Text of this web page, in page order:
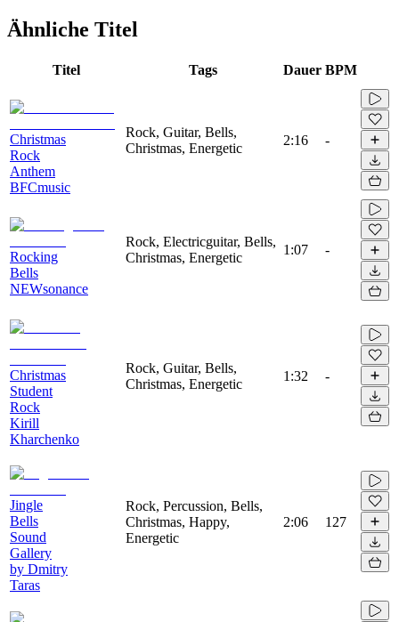
Ähnliche Titel
Titel Tags Dauer BPM
Christmas
Rock
Anthem
BFCmusic
Rock, Guitar, Bells,
Christmas, Energetic
2:16 -
Rocking
Bells
NEWsonance
Rock, Electricguitar, Bells,
Christmas, Energetic
1:07 -
Christmas
Student
Rock
Kirill
Kharchenko
Rock, Guitar, Bells,
Christmas, Energetic
1:32 -
Jingle
Bells
Sound
Gallery
by Dmitry
Taras
Rock, Percussion, Bells,
Christmas, Happy,
Energetic
2:06 127